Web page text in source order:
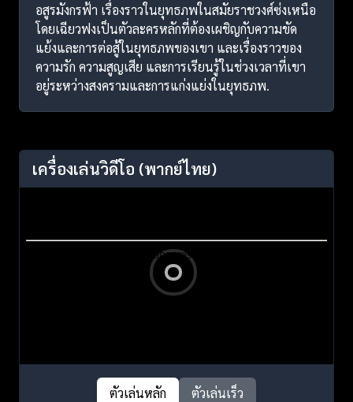
อสูรมังกรฟ้า เรื่องราวในยุทธภพในสมัยราชวงศ์ซ่งเหนือ
โดยเฉียวฟงเป็นตัวละครหลักที่ต้องเผชิญกับความขัด
แย้งและการต่อสู้ในยุทธภพของเขา และเรื่องราวของ
ความรัก ความสูญเสีย และการเรียนรู้ในช่วงเวลาที่เขา
อยู่ระหว่างสงครามและการแก่งแย่งในยุทธภพ.
เครื่องเล่นวิดีโอ (พากย์ไทย)
ตัวเล่นหลัก ตัวเล่นเร็ว